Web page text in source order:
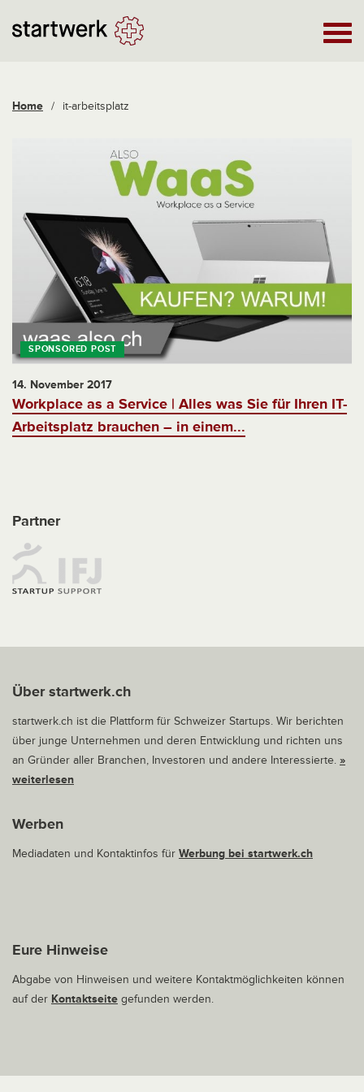
Home / it-arbeitsplatz
14. November 2017
Workplace as a Service | Alles was Sie für Ihren IT-
Arbeitsplatz brauchen – in einem...
Partner
Über startwerk.ch
startwerk.ch ist die Plattform für Schweizer Startups. Wir berichten
über junge Unternehmen und deren Entwicklung und richten uns
an Gründer aller Branchen, Investoren und andere Interessierte. »
weiterlesen
Werben
Mediadaten und Kontaktinfos für Werbung bei startwerk.ch
Eure Hinweise
Abgabe von Hinweisen und weitere Kontaktmöglichkeiten können
auf der Kontaktseite gefunden werden.